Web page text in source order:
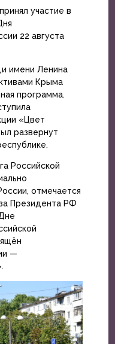
участие в
22 августа
имени Ленина
Крыма
программа.
«Цвет
развернут
Российской
отмечается
Президента РФ
—